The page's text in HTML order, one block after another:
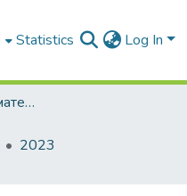
Statistics Log In
Сборники трудов и материалов конференций
2023